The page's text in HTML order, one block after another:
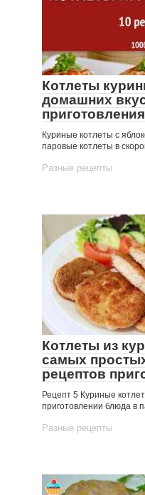
Котлеты
домашних
приготовления
Куриные котлеты с
паровые котлеты в
Разные рецепты
Котлеты из
самых
рецептов
Рецепт 5 Куриные
приготовлении блюда в
Разные рецепты